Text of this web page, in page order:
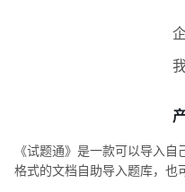
《试题通》是一款可以导入
格式的文档自助导入题库，也